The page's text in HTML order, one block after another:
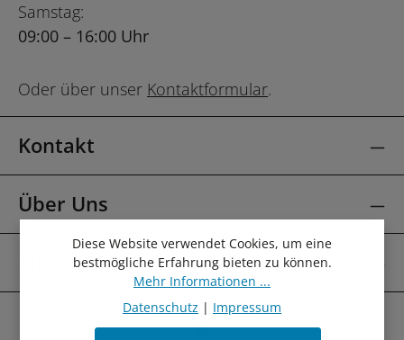
Samstag:
09:00 – 16:00 Uhr
Oder über unser Kontaktformular.
Kontakt
Über Uns
Mehr Über
Diese Website verwendet Cookies, um eine
bestmögliche Erfahrung bieten zu können.
Mehr Informationen ...
Datenschutz | Impressum